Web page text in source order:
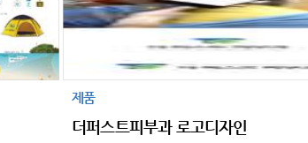
제품
더퍼스트피부과 로고디자인